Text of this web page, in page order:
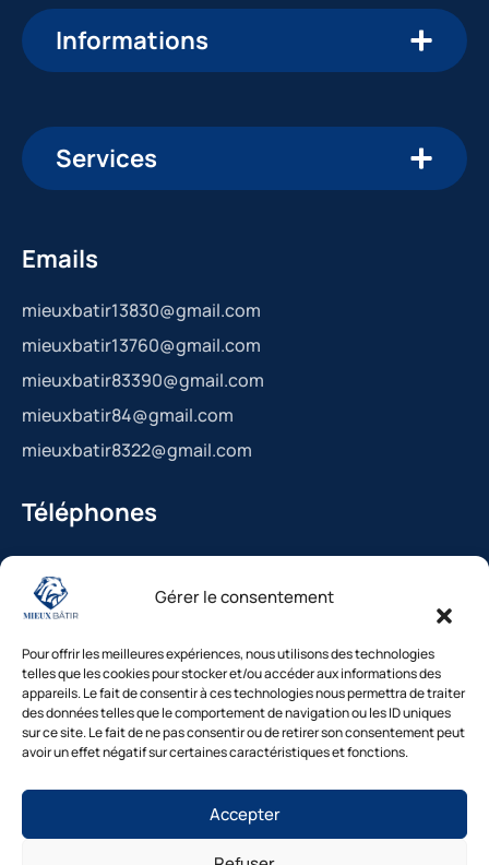
Gérer le consentement
Pour offrir les meilleures expériences, nous utilisons des technologies
telles que les cookies pour stocker et/ou accéder aux informations des
appareils. Le fait de consentir à ces technologies nous permettra de traiter
des données telles que le comportement de navigation ou les ID uniques
sur ce site. Le fait de ne pas consentir ou de retirer son consentement peut
avoir un effet négatif sur certaines caractéristiques et fonctions.
Accepter
Informations
Services
Emails
mieuxbatir13830@gmail.com
mieuxbatir13760@gmail.com
mieuxbatir83390@gmail.com
mieuxbatir84@gmail.com
mieuxbatir8322@gmail.com
Téléphones
La Bédoule : 04.42.36.29.99
St-Cannat : 04.42.36.29.99
Cavaillon : 04.84.85.88.94
Le Beausset : 04.94.38.22.19
Besoin d’un diagnostic ?
Nos experts vous répondentsous 48h